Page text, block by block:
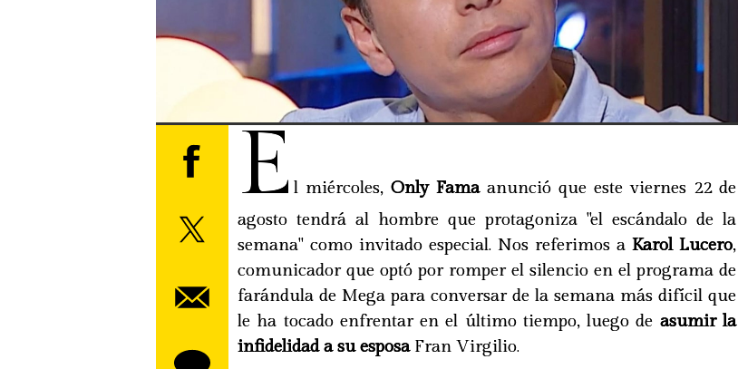
E l miércoles, Only Famaanunció que este viernes 22 de
agosto tendrá al hombre que protagoniza "el escándalo de la
semana" como invitado especial. Nos referimos a Karol Lucero,
comunicador que optó por romper el silencio en el programa de
farándula de Mega para conversar de la semana más difícil que
le ha tocado enfrentar en el último tiempo, luego de asumir la
infidelidad a su esposaFran Virgilio.